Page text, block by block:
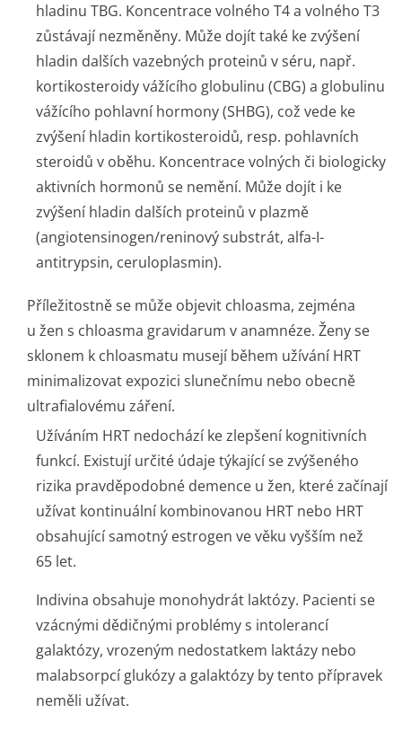
hladinu TBG. Koncentrace volného T4 a volného T3
zůstávají nezměněny. Může dojít také ke zvýšení
hladin dalších vazebných proteinů v séru, např.
kortikosteroidy vážícího globulinu (CBG) a globulinu
vážícího pohlavní hormony (SHBG), což vede ke
zvýšení hladin kortikosteroidů, resp. pohlavních
steroidů v oběhu. Koncentrace volných či biologicky
aktivních hormonů se nemění. Může dojít i ke
zvýšení hladin dalších proteinů v plazmě
(angiotensino­gen/reninový substrát, alfa-I-
antitrypsin, ceruloplasmin).
Příležitostně se může objevit chloasma, zejména
u žen s chloasma gravidarum v anamnéze. Ženy se
sklonem k chloasmatu musejí během užívání HRT
minimalizovat expozici slunečnímu nebo obecně
ultrafialovému záření.
Užíváním HRT nedochází ke zlepšení kognitivních
funkcí. Existují určité údaje týkající se zvýšeného
rizika pravděpodobné demence u žen, které začínají
užívat kontinuální kombinovanou HRT nebo HRT
obsahující samotný estrogen ve věku vyšším než
65 let.
Indivina obsahuje monohydrát laktózy. Pacienti se
vzácnými dědičnými problémy s intolerancí
galaktózy, vrozeným nedostatkem laktázy nebo
malabsorpcí glukózy a galaktózy by tento přípravek
neměli užívat.